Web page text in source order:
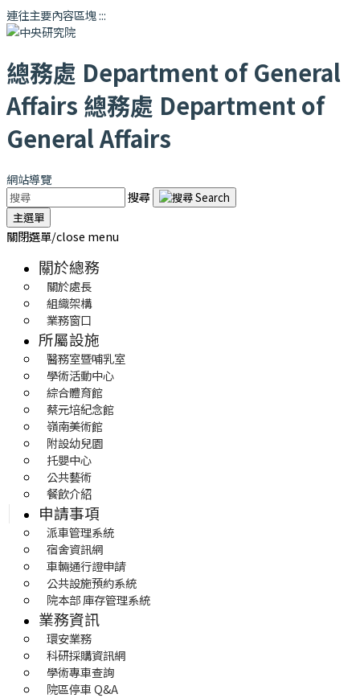
連往主要內容區塊:::
總務處 Department of General
Affairs 總務處 Department of
General Affairs
網站導覽
搜尋
主選單
關閉選單/close menu
關於總務
關於處長
組織架構
業務窗口
所屬設施
醫務室暨哺乳室
學術活動中心
綜合體育館
蔡元培紀念館
嶺南美術館
附設幼兒園
托嬰中心
公共藝術
餐飲介紹
申請事項
派車管理系統
宿舍資訊網
車輛通行證申請
公共設施預約系統
院本部 庫存管理系統
業務資訊
環安業務
科研採購資訊網
學術專車查詢
院區停車 Q&A